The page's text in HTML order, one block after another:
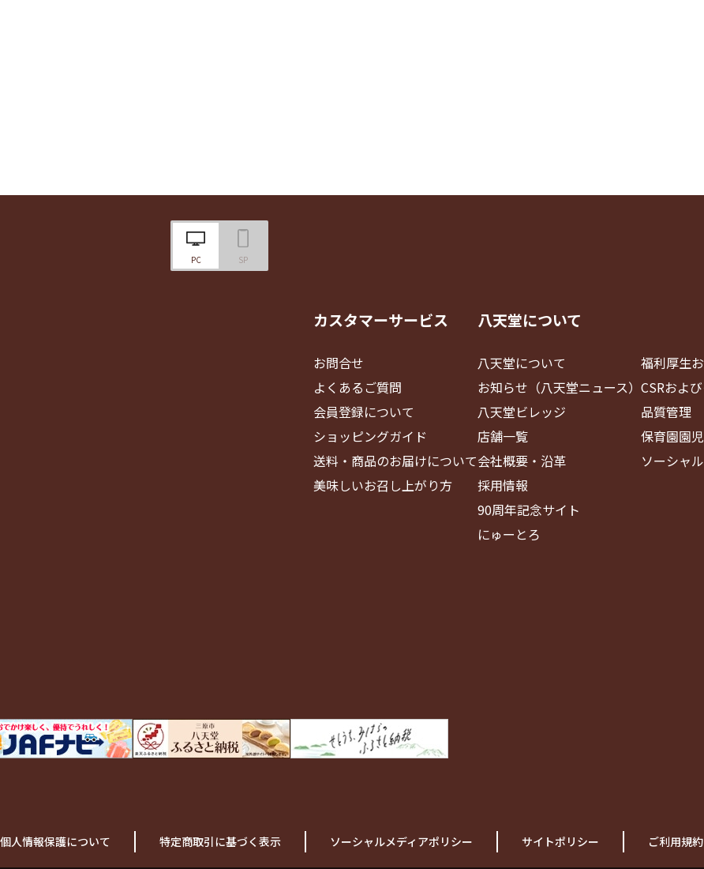
PC SP
カスタマーサービス
お問合せ
よくあるご質問
会員登録について
ショッピングガイド
送料・商品のお届けについて
美味しいお召し上がり方
八天堂について
八天堂について
お知らせ（八天堂ニュース）
八天堂ビレッジ
店舗一覧
会社概要・沿革
採用情報
90周年記念サイト
にゅーとろ
福利厚生
CSRおよ
品質管理
保育園園
ソーシャ
個人情報保護について 特定商取引に基づく表示 ソーシャルメディアポリシー サイトポリシー ご利用規約